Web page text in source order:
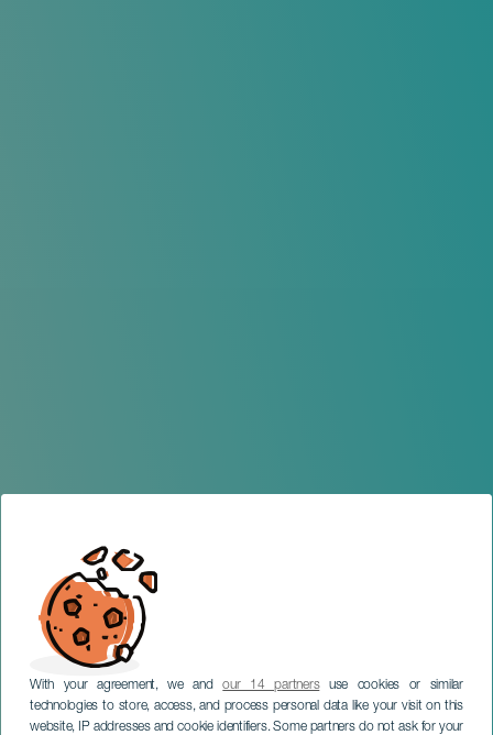
With your agreement, we andour 14 partnersuse cookies or similar
technologies to store, access, and process personal data like your visit on this
website, IP addresses and cookie identifiers. Some partners do not ask for your